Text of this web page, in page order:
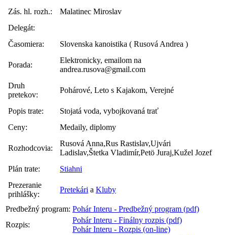
Zás. hl. rozh.:
Malatinec Miroslav
Delegát:
Časomiera:
Slovenska kanoistika ( Rusová Andrea )
Porada:
Elektronicky, emailom na
andrea.rusova@gmail.com
Druh
pretekov:
Pohárové, Leto s Kajakom, Verejné
Popis trate:
Stojatá voda, vybojkovaná trať
Ceny:
Medaily, diplomy
Rozhodcovia:
Rusová Anna,Rus Rastislav,Ujvári
Ladislav,Štetka Vladimír,Petö Juraj,Kužel Jozef
Plán trate:
Stiahni
Prezeranie
prihlášky:
Pretekári a Kluby
Predbežný program: Pohár Interu - Predbežný program (pdf)
Rozpis:
Pohár Interu - Finálny rozpis (pdf)
Pohár Interu - Rozpis (on-line)